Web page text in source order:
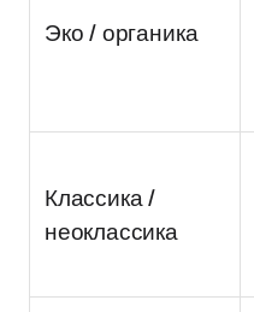
Эко / органика
Классика /
неоклассика